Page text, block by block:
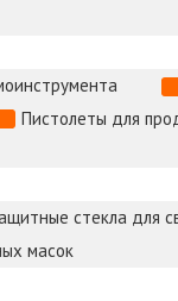
Пистолеты для
стекла для
масок